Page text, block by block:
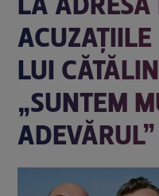
LUI
„SUNTEM
ADEVĂRUL”